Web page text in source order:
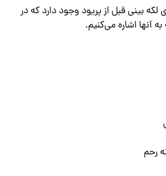
لکه بینی قبل از پریود وجود دارد که در
آنها اشاره می‌کنیم.
رحم